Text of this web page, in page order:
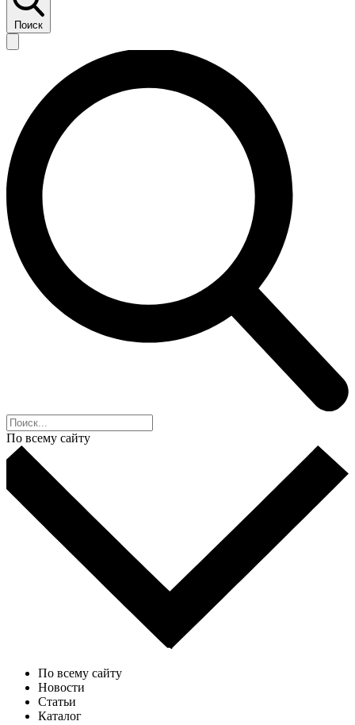
Поиск
По всему сайту
По всему сайту
Новости
Статьи
Каталог